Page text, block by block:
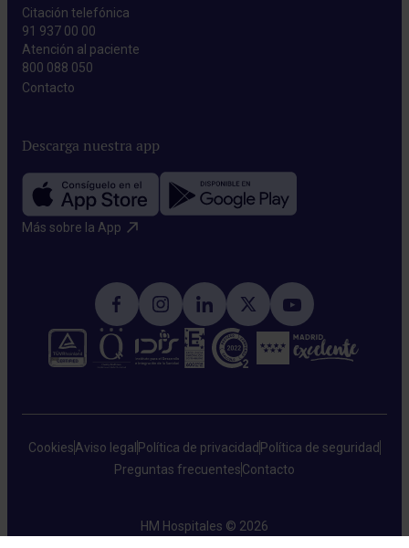
Citación telefónica
91 937 00 00
Atención al paciente
800 088 050
Contacto​
Descarga nuestra app
Más sobre la App​
CookiesAviso legalPolítica de privacidadPolítica de seguridad
Preguntas frecuentesContacto
HM Hospitales © 2026